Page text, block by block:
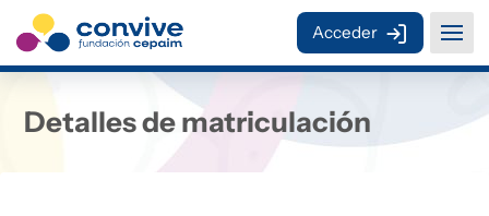
Salta al contenido principal
Acceder
Detalles de matriculación